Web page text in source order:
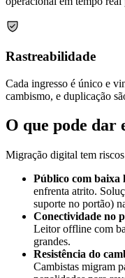
Rastreabilidade
Cada ingresso é único e
cambismo, e duplicação
O que pode dar
Migração digital tem riscos
Público com baixa
enfrenta atrito.
suporte no portão)
Conectividade no
Leitor offline com
grandes.
Resistência do
Cambistas migram